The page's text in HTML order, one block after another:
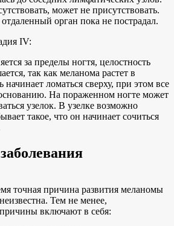
может не присутствовать.
орган пока не пострадал.
IV:
за пределы ногтя, целостность
так как меланома растет в
начинает ломаться сверху, при этом все
На пораженном ногте может
узелок. В узелке возможно
такое, что он начинает сочиться
точная причина развития меланомы
Тем не менее,
включают в себя: